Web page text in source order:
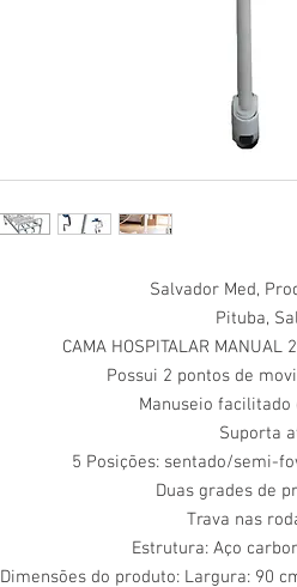
Salvador Med,
Pituba,
CAMA HOSPITALAR MANUAL
Possui 2 pontos de
Manuseio
Suporta
5 Posições: sentado/semi-
Duas grades de
Trava nas
Estrutura: Aço
Dimensões do produto: Largura: 90